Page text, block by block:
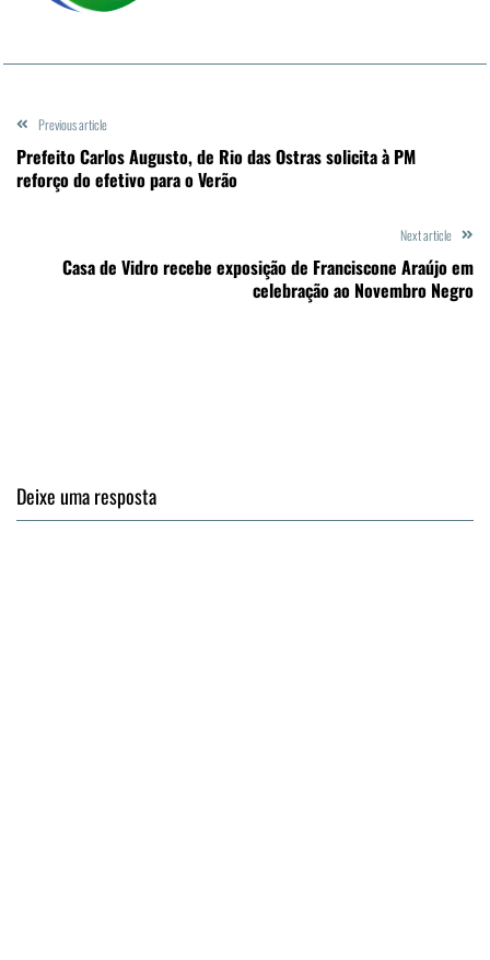
Previous article
Prefeito Carlos Augusto, de Rio das Ostras solicita à PM
reforço do efetivo para o Verão
Next article
Casa de Vidro recebe exposição de Franciscone Araújo em
celebração ao Novembro Negro
Deixe uma resposta